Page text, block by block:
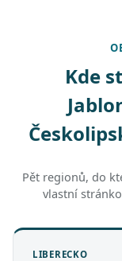
Kde
Pět regionů, do
vlastní
LIBERECKO